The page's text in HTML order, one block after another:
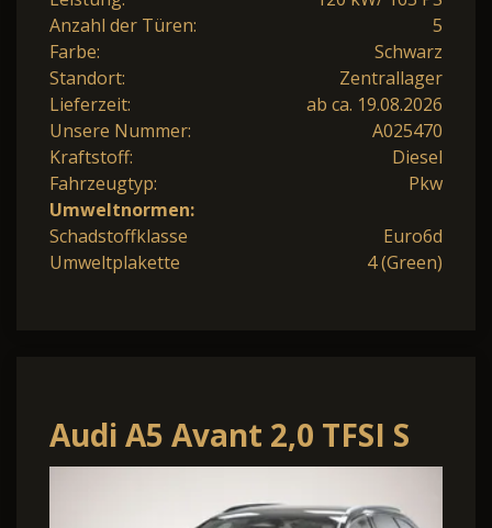
Anzahl der Türen:
5
Farbe:
Schwarz
Standort:
Zentrallager
Lieferzeit:
ab ca. 19.08.2026
Unsere Nummer:
A025470
Kraftstoff:
Diesel
Fahrzeugtyp:
Pkw
Umweltnormen:
Schadstoffklasse
Euro6d
Umweltplakette
4 (Green)
Audi A5 Avant 2,0 TFSI S
tronic quattro S-line -